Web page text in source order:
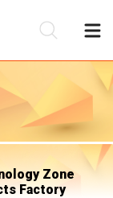
Zone
Factory